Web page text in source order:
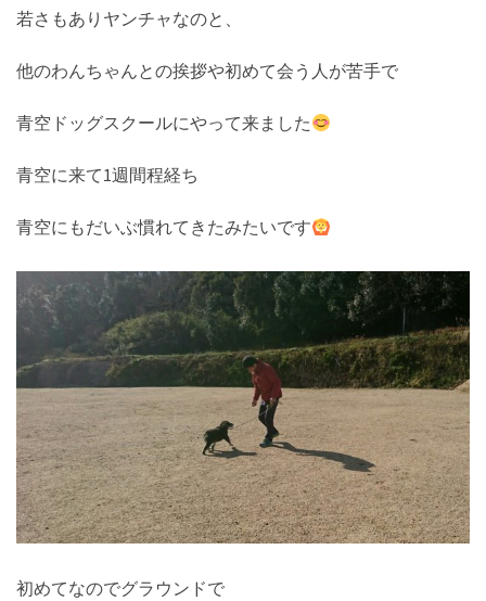
若さもありヤンチャなのと、
他のわんちゃんとの挨拶や初めて会う人が苦手で
青空ドッグスクールにやって来ました
青空に来て1週間程経ち
青空にもだいぶ慣れてきたみたいです
初めてなのでグラウンドで